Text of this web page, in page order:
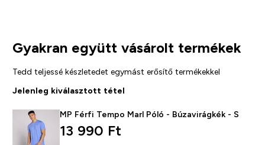
Gyakran együtt vásárolt termékek
Tedd teljessé készletedet egymást erősítő termékekkel
Jelenleg kiválasztott tétel
MP Férfi Tempo Marl Póló - Búzavirágkék - S
13 990 Ft‎